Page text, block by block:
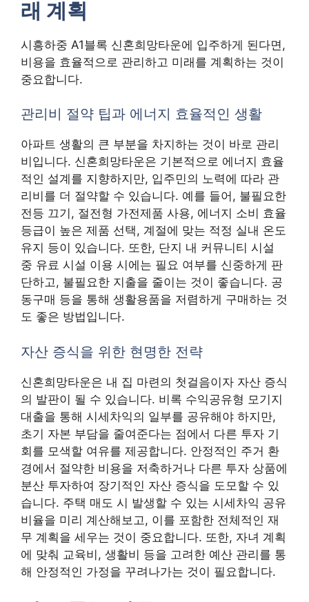
래 계획
시흥하중 A1블록 신혼희망타운에 입주하게 된다면,
비용을 효율적으로 관리하고 미래를 계획하는 것이
중요합니다.
관리비 절약 팁과 에너지 효율적인 생활
아파트 생활의 큰 부분을 차지하는 것이 바로 관리
비입니다. 신혼희망타운은 기본적으로 에너지 효율
적인 설계를 지향하지만, 입주민의 노력에 따라 관
리비를 더 절약할 수 있습니다. 예를 들어, 불필요한
전등 끄기, 절전형 가전제품 사용, 에너지 소비 효율
등급이 높은 제품 선택, 계절에 맞는 적정 실내 온도
유지 등이 있습니다. 또한, 단지 내 커뮤니티 시설
중 유료 시설 이용 시에는 필요 여부를 신중하게 판
단하고, 불필요한 지출을 줄이는 것이 좋습니다. 공
동구매 등을 통해 생활용품을 저렴하게 구매하는 것
도 좋은 방법입니다.
자산 증식을 위한 현명한 전략
신혼희망타운은 내 집 마련의 첫걸음이자 자산 증식
의 발판이 될 수 있습니다. 비록 수익공유형 모기지
대출을 통해 시세차익의 일부를 공유해야 하지만,
초기 자본 부담을 줄여준다는 점에서 다른 투자 기
회를 모색할 여유를 제공합니다. 안정적인 주거 환
경에서 절약한 비용을 저축하거나 다른 투자 상품에
분산 투자하여 장기적인 자산 증식을 도모할 수 있
습니다. 주택 매도 시 발생할 수 있는 시세차익 공유
비율을 미리 계산해보고, 이를 포함한 전체적인 재
무 계획을 세우는 것이 중요합니다. 또한, 자녀 계획
에 맞춰 교육비, 생활비 등을 고려한 예산 관리를 통
해 안정적인 가정을 꾸려나가는 것이 필요합니다.